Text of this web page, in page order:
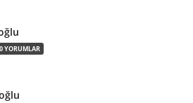
0 YORUMLAR